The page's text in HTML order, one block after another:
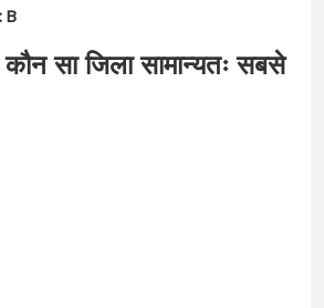
B
सा जिला सामान्यतः सबसे